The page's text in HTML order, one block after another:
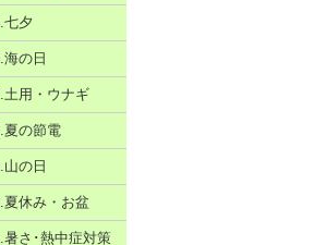
七夕
海の日
土用・ウナギ
夏の節電
山の日
夏休み・お盆
暑さ･熱中症対策